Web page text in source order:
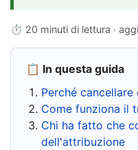
⏱ 20 minuti di lettura ·
📋 In questa guida
Perché
Come funziona il
Chi ha fatto che
dell'attribuzione